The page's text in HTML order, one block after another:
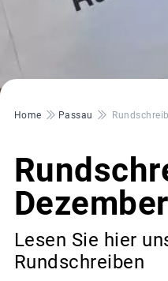
Pfadnavigation
Home Passau
Lesen Sie hier
Rundschreiben